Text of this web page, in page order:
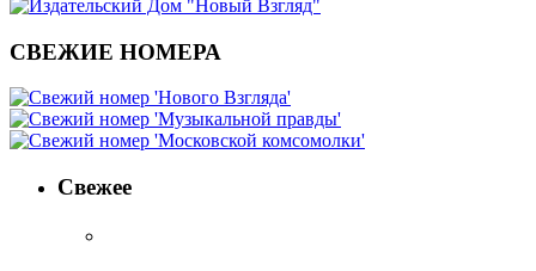
СВЕЖИЕ НОМЕРА
Свежее